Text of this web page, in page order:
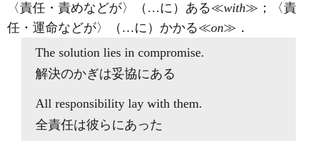
〈責任・責めなどが〉（…に）ある≪with≫；〈責
任・運命などが〉（…に）かかる≪on≫ ．
The solution lies in compromise.
解決のかぎは妥協にある
All responsibility lay with them.
全責任は彼らにあった